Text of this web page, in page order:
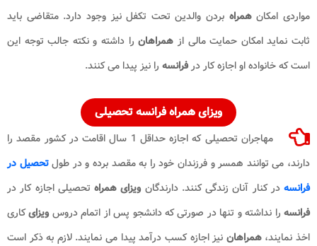
مواردی امکانهمراه بردن والدین تحت تکفل نیز وجود دارد. متقاضی باید
ثابت نماید امکان حمایت مالی از همراهان را داشته و نکته جالب توجه این
است که خانواده او اجازه کار درفرانسه را نیز پیدا می کنند.
ویزای همراه فرانسه تحصیلی
مهاجران تحصیلی که اجازه حداقل 1 سال اقامت در کشور مقصد را
دارند، می توانند همسر و فرزندان خود را به مقصد برده و در طولتحصیل در
فرانسه در کنار آنان زندگی کنند. دارندگان ویزای همراه تحصیلی اجازه کار در
فرانسه را نداشته و تنها در صورتی که دانشجو پس از اتمام دروس ویزایکاری
اخذ نمایند،همراهان نیز اجازه کسب درآمد پیدا می نمایند. لازم به ذکر است